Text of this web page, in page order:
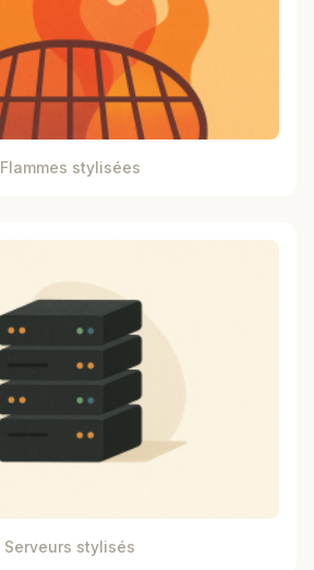
Flammes stylisées
Serveurs stylisés